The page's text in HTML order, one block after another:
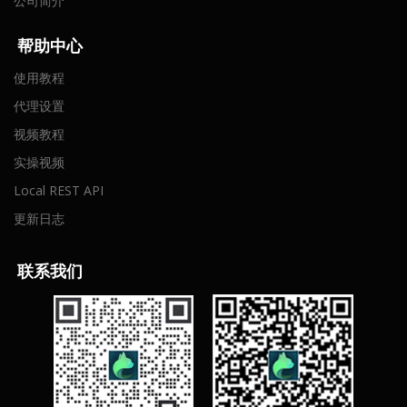
帮助中心
使用教程
代理设置
视频教程
实操视频
Local REST API
更新日志
联系我们